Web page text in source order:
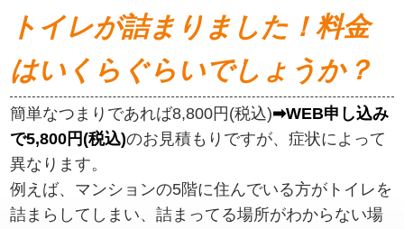
トイレが詰まりました！料金
はいくらぐらいでしょうか？
簡単なつまりであれば8,800円(税込)➡WEB申し込み
で5,800円(税込)のお見積もりですが、症状によって
異なります。
例えば、マンションの5階に住んでいる方がトイレを
詰まらしてしまい、詰まってる場所がわからない場